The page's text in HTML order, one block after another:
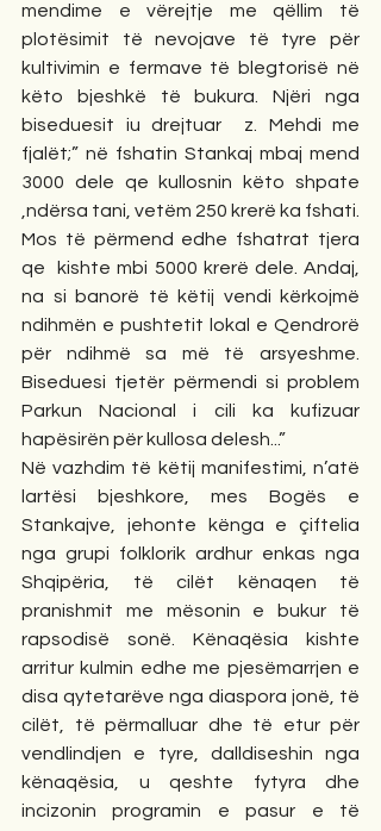
mendime e vërejtje me qëllim të
plotësimit të nevojave të tyre për
kultivimin e fermave të blegtorisë në
këto bjeshkë të bukura. Njëri nga
biseduesit iu drejtuar  z. Mehdi me
fjalët;” në fshatin Stankaj mbaj mend
3000 dele qe kullosnin këto shpate
,ndërsa tani, vetëm 250 krerë ka fshati.
Mos të përmend edhe fshatrat tjera
qe  kishte mbi 5000 krerë dele. Andaj,
na si banorë të këtij vendi kërkojmë
ndihmën e pushtetit lokal e Qendrorë
për ndihmë sa më të arsyeshme.
Biseduesi tjetër përmendi si problem
Parkun Nacional i cili ka kufizuar
hapësirën për kullosa delesh...”
Në vazhdim të këtij manifestimi, n’atë
lartësi bjeshkore, mes Bogës e
Stankajve, jehonte kënga e çiftelia
nga grupi folklorik ardhur enkas nga
Shqipëria, të cilët kënaqen të
pranishmit me mësonin e bukur të
rapsodisë sonë. Kënaqësia kishte
arritur kulmin edhe me pjesëmarrjen e
disa qytetarëve nga diaspora jonë, të
cilët, të përmalluar dhe të etur për
vendlindjen e tyre, dalldiseshin nga
kënaqësia, u qeshte fytyra dhe
incizonin programin e pasur e të